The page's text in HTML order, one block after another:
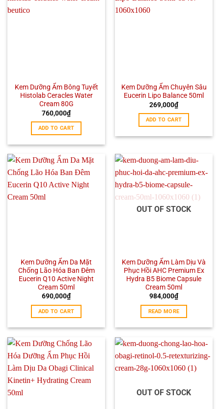
Kem Dưỡng Ẩm Bông Tuyết
Histolab Ceracles Water
Cream 80G
760,000₫
ADD TO CART
Kem Dưỡng Ẩm Chuyên Sâu
Eucerin Lipo Balance 50ml
269,000₫
ADD TO CART
Kem Dưỡng Ẩm Da Mặt
Chống Lão Hóa Ban Đêm
Eucerin Q10 Active Night
Cream 50ml
690,000₫
ADD TO CART
OUT OF STOCK
Kem Dưỡng Ẩm Làm Dịu Và
Phục Hồi AHC Premium Ex
Hydra B5 Biome Capsule
Cream 50ml
984,000₫
READ MORE
OUT OF STOCK